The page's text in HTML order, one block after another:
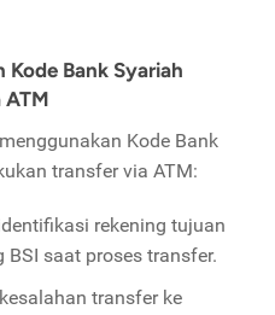
Bank Syariah
ATM
Kode Bank
transfer via ATM:
rekening tujuan
BSI saat proses transfer.
transfer ke